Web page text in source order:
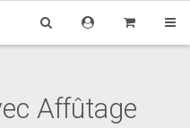
Affûtage